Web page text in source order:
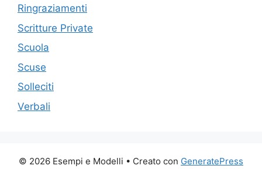
Ringraziamenti
Scritture Private
Scuola
Scuse
Solleciti
Verbali
© 2026 Esempi e Modelli • Creato con GeneratePress